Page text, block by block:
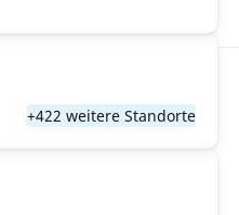
+422 weitere Standorte